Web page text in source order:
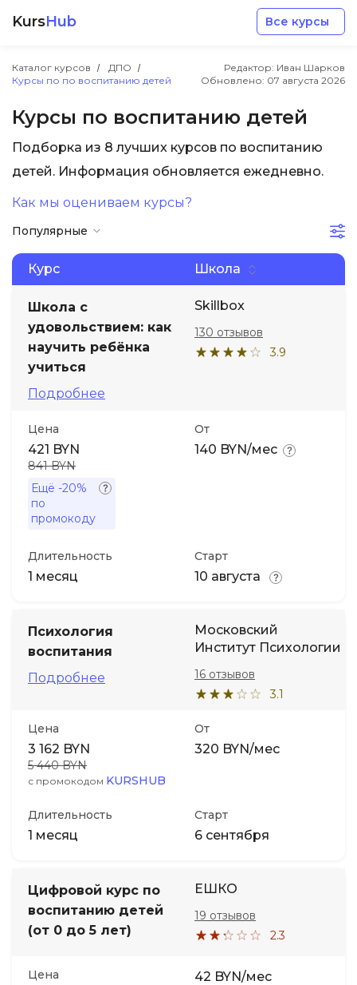
KursHub Все курсы
Каталог курсов
ДПО
Курсы по по воспитанию детей
Редактор: Иван Шарков
Обновлено: 07 августа 2026
Курсы по воспитанию детей
Подборка из 8 лучших курсов по воспитанию
детей. Информация обновляется ежедневно.
Как мы оцениваем курсы?
Популярные
Курс Школа
Школа с
удовольствием: как
научить ребёнка
учиться
Подробнее
Skillbox
3.9
130 отзывов
Цена
421 BYN
841 BYN
Ещё -20%
по
промокоду
От
140 BYN/мес
Длительность
1 месяц
Старт
10 августа
Психология
воспитания
Подробнее
Московский
Институт Психологии
3.1
16 отзывов
Цена
3 162 BYN
5 440 BYN
с промокодом KURSHUB
От
320 BYN/мес
Длительность
1 месяц
Старт
6 сентября
Цифровой курс по
воспитанию детей
(от 0 до 5 лет)
ЕШКО
2.3
19 отзывов
Цена 42 BYN/мес
Разработка
Дизайн
Аналитика
Менеджмент
Иностранные языки
Soft Skills
ДПО
Детям
Акции и промокоды